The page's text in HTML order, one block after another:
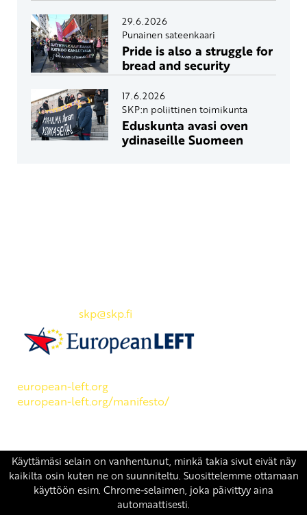
29.6.2026
Punainen sateenkaari
Pride is also a struggle for
bread and security
17.6.2026
SKP:n poliittinen toimikunta
Eduskunta avasi oven
ydinaseille Suomeen
skp@skp.fi
european-left.org
european-left.org/manifesto/
Copyright 2026 © SKP| Tietosuojaseloste